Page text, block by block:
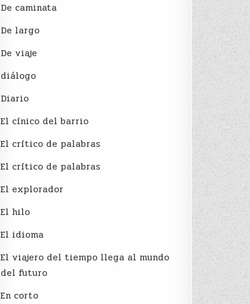
De caminata
De largo
De viaje
diálogo
Diario
El cínico del barrio
El crí­tico de palabras
El crí­tico de palabras
El explorador
El hilo
El idioma
El viajero del tiempo llega al mundo
del futuro
En corto